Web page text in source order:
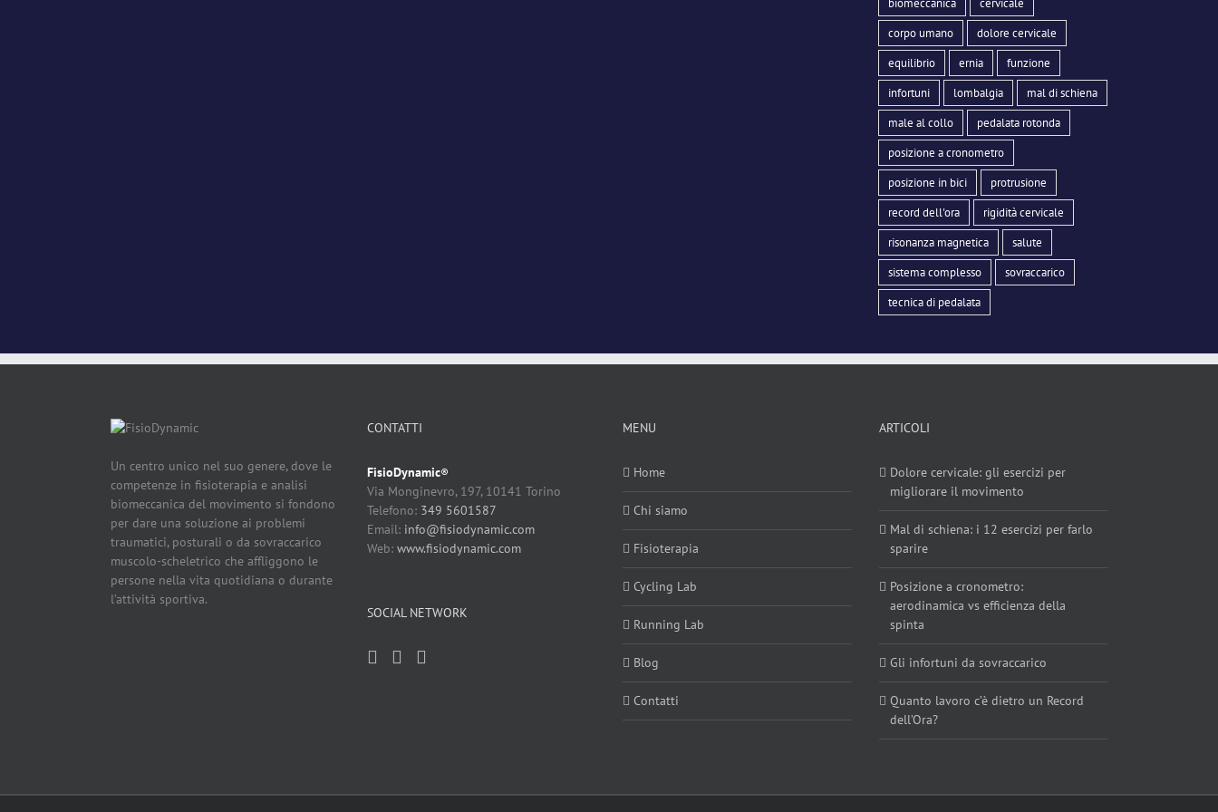
biomeccanica cervicale
corpo umano dolore cervicale
equilibrio ernia funzione
infortuni lombalgia mal di schiena
male al collo pedalata rotonda
posizione a cronometro
posizione in bici protrusione
record dell'ora rigidità cervicale
risonanza magnetica salute
sistema complesso sovraccarico
tecnica di pedalata
Un centro unico nel suo genere, dove le
competenze in fisioterapia e analisi
biomeccanica del movimento si fondono
per dare una soluzione ai problemi
traumatici, posturali o da sovraccarico
muscolo-scheletrico che affliggono le
persone nella vita quotidiana o durante
l’attività sportiva.
CONTATTI
FisioDynamic®
Via Monginevro, 197, 10141 Torino
Telefono: 349 5601587
Email: info@fisiodynamic.com
Web: www.fisiodynamic.com
SOCIAL NETWORK
MENU
Home
Chi siamo
Fisioterapia
Cycling Lab
Running Lab
Blog
Contatti
ARTICOLI
Dolore cervicale: gli esercizi per
migliorare il movimento
Mal di schiena: i 12 esercizi per farlo
sparire
Posizione a cronometro:
aerodinamica vs efficienza della
spinta
Gli infortuni da sovraccarico
Quanto lavoro c’è dietro un Record
dell’Ora?